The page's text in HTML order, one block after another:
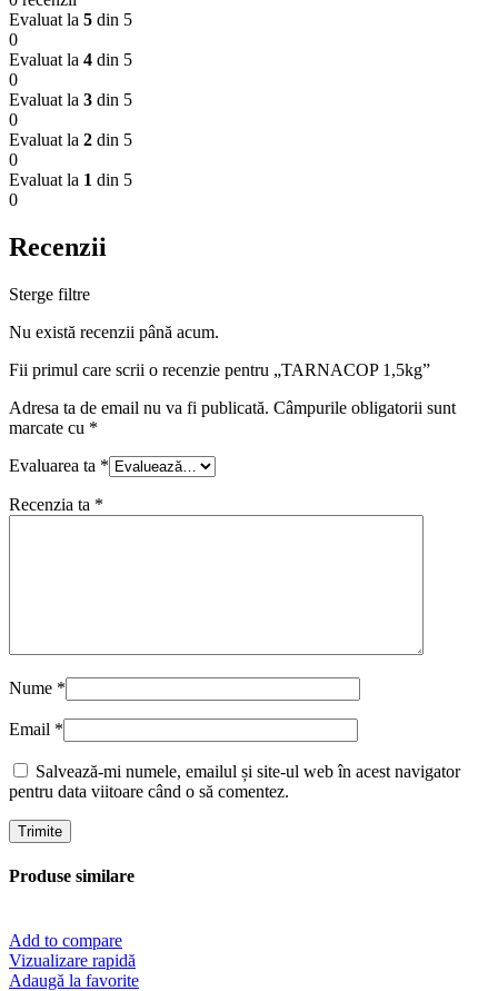
Evaluat la 5 din 5
0
Evaluat la 4 din 5
0
Evaluat la 3 din 5
0
Evaluat la 2 din 5
0
Evaluat la 1 din 5
0
Recenzii
Sterge filtre
Nu există recenzii până acum.
Fii primul care scrii o recenzie pentru „TARNACOP 1,5kg”
Adresa ta de email nu va fi publicată. Câmpurile obligatorii sunt
marcate cu *
Evaluarea ta *
Recenzia ta *
Nume *
Email *
Salvează-mi numele, emailul și site-ul web în acest navigator
pentru data viitoare când o să comentez.
Produse similare
Add to compare
Vizualizare rapidă
Adaugă la favorite